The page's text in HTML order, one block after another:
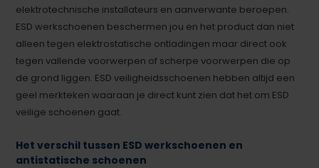
elektrotechnische installateurs en aanverwante beroepen.
ESD werkschoenen beschermen jou en het product dan niet
alleen tegen elektrostatische ontladingen maar direct ook
tegen vallende voorwerpen of scherpe voorwerpen die op
de grond liggen. ESD veiligheidsschoenen hebben altijd een
geel merkteken waaraan je direct kunt zien dat het om ESD
veilige schoenen gaat.
Het verschil tussen ESD werkschoenen en
antistatische schoenen